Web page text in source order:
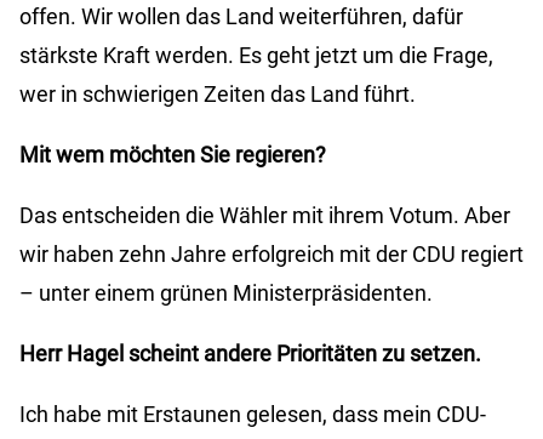
offen. Wir wollen das Land weiterführen, dafür
stärkste Kraft werden. Es geht jetzt um die Frage,
wer in schwierigen Zeiten das Land führt.
Mit wem möchten Sie regieren?
Das entscheiden die Wähler mit ihrem Votum. Aber
wir haben zehn Jahre erfolgreich mit der CDU regiert
– unter einem grünen Ministerpräsidenten.
Herr Hagel scheint andere Prioritäten zu setzen.
Ich habe mit Erstaunen gelesen, dass mein CDU-